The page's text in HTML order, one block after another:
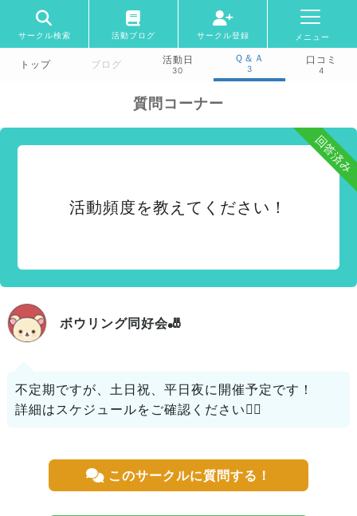
サークル検索 活動ブログ サークル登録 メニュー
トップ ブログ 活動日
30
Ｑ＆Ａ
3
口コミ
4
質問コーナー
回答済み
活動頻度を教えてください！
ボウリング同好会🎳
不定期ですが、土日祝、平日夜に開催予定です！
詳細はスケジュールをご確認ください🙇‍♀️
このサークルに質問する！